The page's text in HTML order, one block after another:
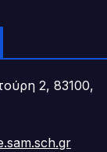
2, 83100,